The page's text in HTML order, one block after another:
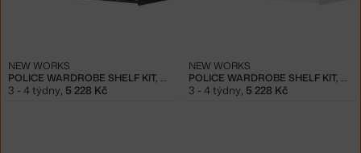
POLICE WARDROBE SHELF KIT, OAK/BLACK
NEW WORKS
3 - 4 týdny, 5 228 Kč
POLICE WARDROBE SHELF KIT, OAK/WHITE
NEW WORKS
3 - 4 týdny, 5 228 Kč